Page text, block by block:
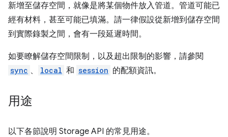
新增至儲存空間，就像是將某個物件放入管道。管道可能已
經有材料，甚至可能已填滿。請一律假設從新增到儲存空間
到實際錄製之間，會有一段延遲時間。
如要瞭解儲存空間限制，以及超出限制的影響，請參閱
sync 、 local 和 session 的配額資訊。
用途
以下各節說明 Storage API 的常見用途。